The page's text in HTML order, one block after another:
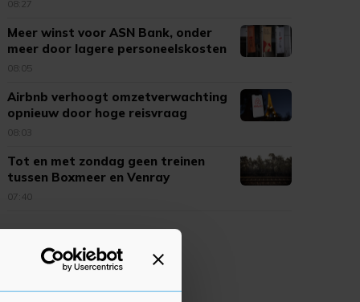
08:27
Meer winst voor ASN Bank, onder
meer door lagere personeelskosten
08:05
Airbnb verhoogt omzetverwachting
opnieuw door hoge reisvraag
08:03
Tot en met zondag geen treinen
tussen Boxmeer en Venray
07:40